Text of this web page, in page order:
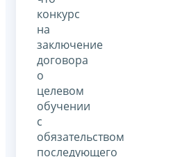
конкурс
на
заключение
договора
о
целевом
обучении
с
обязательством
последующего